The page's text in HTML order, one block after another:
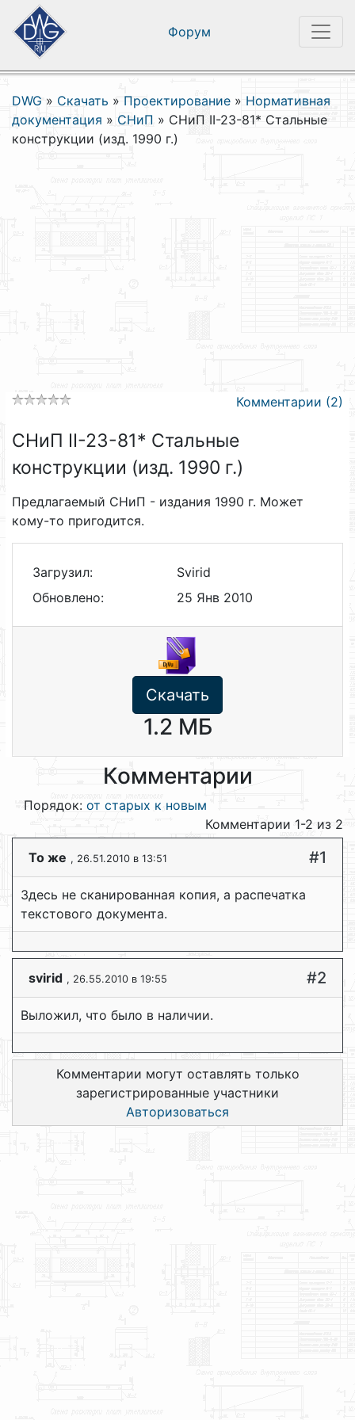
Форум
DWG » Скачать » Проектирование » Нормативная
документация » СНиП » СНиП II-23-81* Стальные
конструкции (изд. 1990 г.)
Комментарии (2)
СНиП II-23-81* Стальные
конструкции (изд. 1990 г.)
Предлагаемый СНиП - издания 1990 г. Может
кому-то пригодится.
Загрузил:
Svirid
Обновлено:
25 Янв 2010
Скачать
1.2 МБ
Комментарии
Порядок: от старых к новым
Комментарии 1-2 из 2
То же , 26.51.2010 в 13:51 #1
Здесь не сканированная копия, а распечатка
текстового документа.
svirid , 26.55.2010 в 19:55 #2
Выложил, что было в наличии.
Комментарии могут оставлять только
зарегистрированные участники
Авторизоваться